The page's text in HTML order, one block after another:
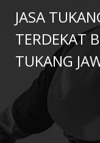
JASA
TERDEKAT
TUKANG